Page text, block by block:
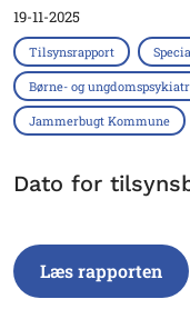
19-11-2025
Tilsynsrapport
Børne- og
Jammerbugt Kommune
Dato for
Læs rapporten